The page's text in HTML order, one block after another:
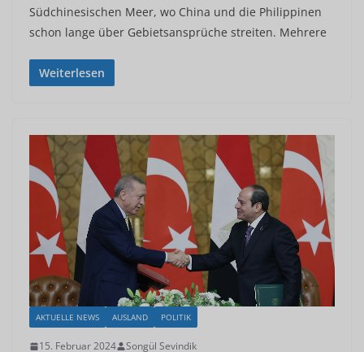
Südchinesischen Meer, wo China und die Philippinen
schon lange über Gebietsansprüche streiten. Mehrere
Weiterlesen
AKTUELLE NEWS AUSLAND POLITIK
15. Februar 2024 Songül Sevindik